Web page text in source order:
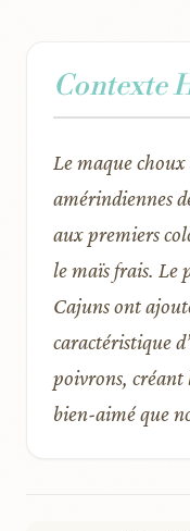
Contexte
Le maque
amérindiennes
aux premiers
le maïs frais. Le
Cajuns ont
caractéristique
poivrons, créant
bien-aimé que